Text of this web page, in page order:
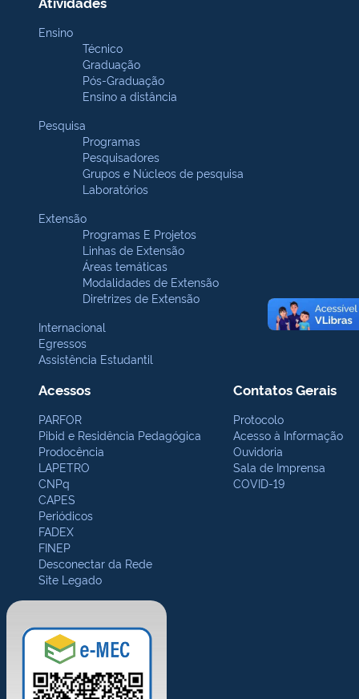
Ensino
Técnico
Graduação
Pós-Graduação
Ensino a distância
Pesquisa
Programas
Pesquisadores
Grupos e Núcleos de pesquisa
Laboratórios
Extensão
Programas E Projetos
Linhas de Extensão
Áreas temáticas
Modalidades de Extensão
Diretrizes de Extensão
Internacional
Egressos
Assistência Estudantil
Acessos
PARFOR
Pibid e Residência Pedagógica
Prodocência
LAPETRO
CNPq
CAPES
Periódicos
FADEX
FINEP
Desconectar da Rede
Site Legado
Contatos Gerais
Protocolo
Acesso à Informação
Ouvidoria
Sala de Imprensa
COVID-19